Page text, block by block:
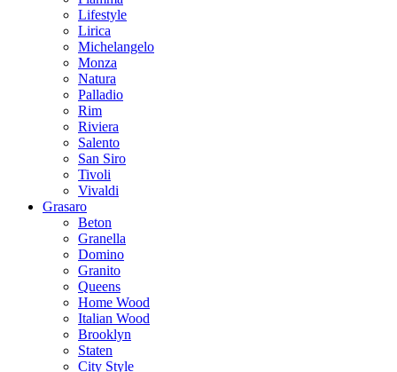
Lifestyle
Lirica
Michelangelo
Monza
Natura
Palladio
Rim
Riviera
Salento
San Siro
Tivoli
Vivaldi
Grasaro
Beton
Granella
Domino
Granito
Queens
Home Wood
Italian Wood
Brooklyn
Staten
City Style